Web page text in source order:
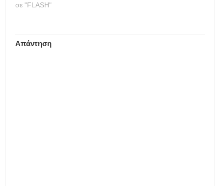
σε "FLASH"
Απάντηση